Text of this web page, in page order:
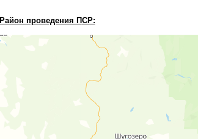
Район проведения ПСР: